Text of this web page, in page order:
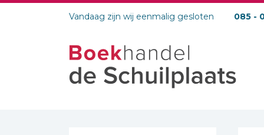
Vandaag zijn wij eenmalig gesloten 085 -